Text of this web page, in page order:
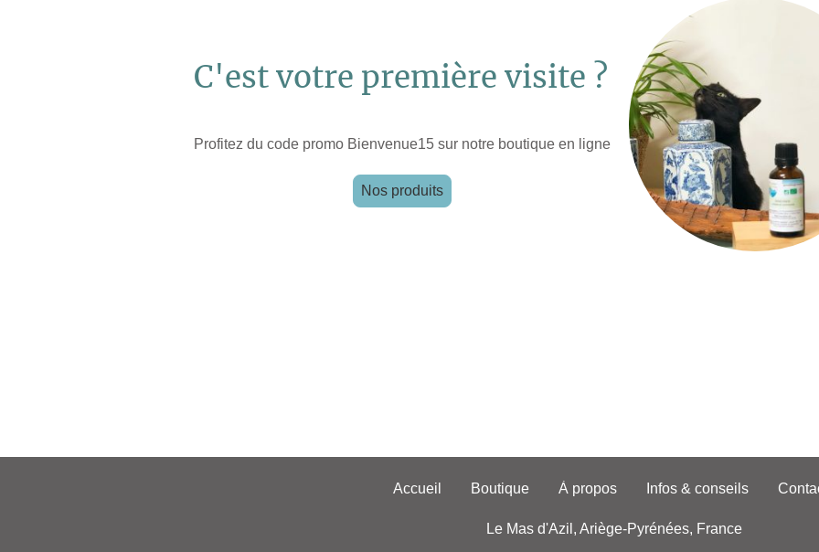
C'est votre première visite ?
Profitez du code promo Bienvenue15 sur notre boutique en ligne
Nos produits
Accueil Boutique À propos Infos & conseils
Le Mas d'Azil, Ariège-Pyrénées, France